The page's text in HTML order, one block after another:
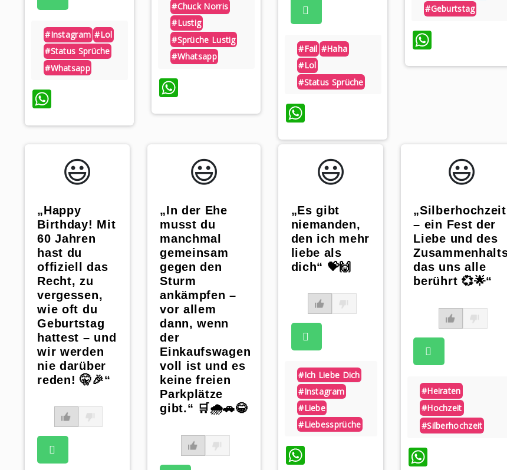
#instagram #lol
#status Sprüche
#whatsapp
WhatsApp
#chuck Norris
#lustig
#sprüche Lustig
#whatsapp
WhatsApp
#fail #haha
#lol
#status Sprüche
WhatsApp
#geburtstag
😃️
„Happy
Birthday! Mit
60 Jahren
hast du
offiziell das
Recht, zu
vergessen,
wie oft du
Geburtstag
hattest – und
wir werden
nie darüber
reden! 🤫🎉“
😃️
„In der Ehe
musst du
manchmal
gemeinsam
gegen den
Sturm
ankämpfen –
vor allem
dann, wenn
der
Einkaufswagen
voll ist und es
keine freien
Parkplätze
gibt.“ 🛒🌧️🚗😂
😃️
„Es gibt
niemanden,
den ich mehr
liebe als
dich“ 💝🙌
#ich Liebe Dich
#instagram
#liebe
#liebessprüche
WhatsApp
😃️
„Silberhochzeit
– ein Fest der
Liebe und des
das uns alle
berührt 💞🌟“
#heiraten
#hochzeit
#silberhochzeit
WhatsApp